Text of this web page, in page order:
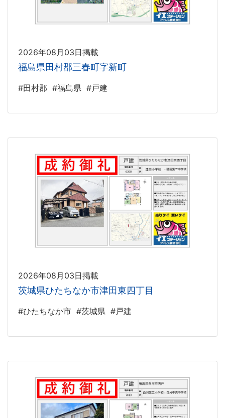
2026年08月03日掲載
福島県田村郡三春町字新町
#田村郡 #福島県 #戸建
2026年08月03日掲載
茨城県ひたちなか市津田東四丁目
#ひたちなか市 #茨城県 #戸建